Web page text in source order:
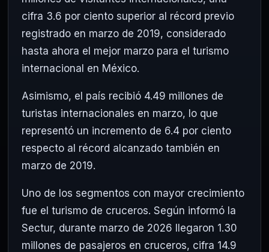
cifra 3.6 por ciento superior al récord previo
registrado en marzo de 2019, considerado
hasta ahora el mejor marzo para el turismo
internacional en México.
Asimismo, el país recibió 4.49 millones de
turistas internacionales en marzo, lo que
representó un incremento de 6.4 por ciento
respecto al récord alcanzado también en
marzo de 2019.
Uno de los segmentos con mayor crecimiento
fue el turismo de cruceros. Según informó la
Sectur, durante marzo de 2026 llegaron 1.30
millones de pasajeros en cruceros, cifra 14.9